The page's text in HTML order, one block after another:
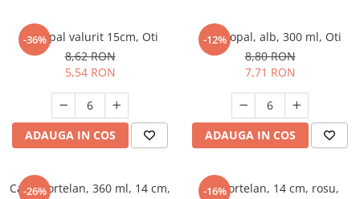
-36%
Bol opal valurit 15cm, Oti
8,62 RON
5,54 RON
ADAUGA IN COS
-12%
Cana opal, alb, 300 ml, Oti
8,80 RON
7,71 RON
ADAUGA IN COS
-26%
Cana portelan, 360 ml, 14 cm,
-16%
Bol portelan, 14 cm, rosu,